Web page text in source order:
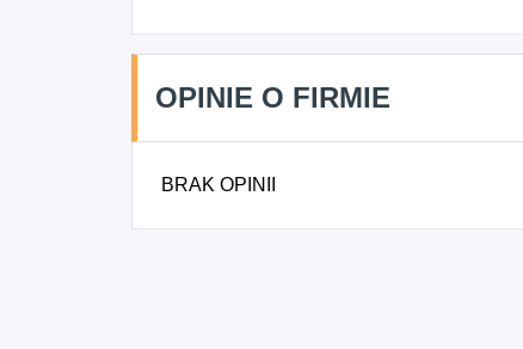
OPINIE O FIRMIE
BRAK OPINII